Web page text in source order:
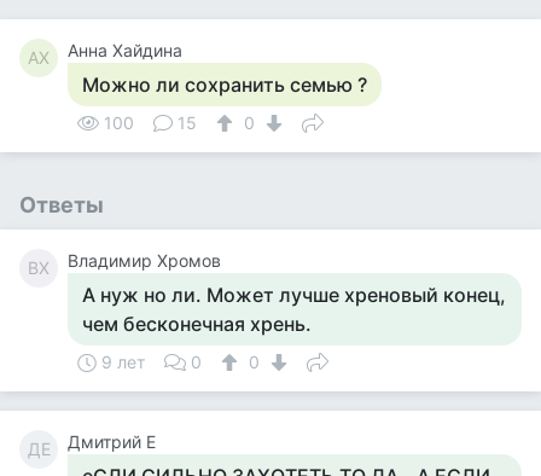
АХ Анна Хайдина
Можно ли сохранить семью ?
100 15 0
Ответы
ВХ Владимир Хромов
А нуж но ли. Может лучше хреновый конец,
чем бесконечная хрень.
9 лет 0 0
ДЕ Дмитрий Е